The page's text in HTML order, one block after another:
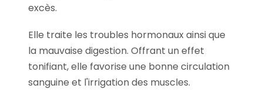
excès.
Elle traite les troubles hormonaux ainsi que
la mauvaise digestion. Offrant un effet
tonifiant, elle favorise une bonne circulation
sanguine et l'irrigation des muscles.